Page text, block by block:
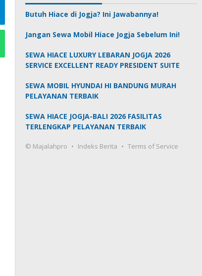
Butuh Hiace di Jogja? Ini Jawabannya!
Jangan Sewa Mobil Hiace Jogja Sebelum Ini!
SEWA HIACE LUXURY LEBARAN JOGJA 2026
SERVICE EXCELLENT READY PRESIDENT SUITE
SEWA MOBIL HYUNDAI HI BANDUNG MURAH
PELAYANAN TERBAIK
SEWA HIACE JOGJA-BALI 2026 FASILITAS
TERLENGKAP PELAYANAN TERBAIK
© Majalahpro Indeks Berita Terms of Service